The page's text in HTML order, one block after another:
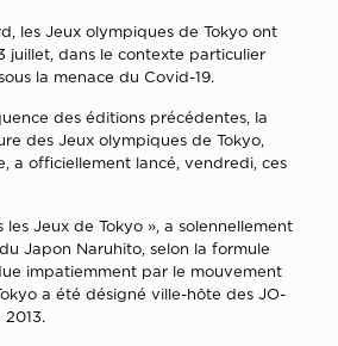
les Jeux olympiques de Tokyo ont
juillet, dans le contexte particulier
la menace du Covid-19.
des éditions précédentes, la
des Jeux olympiques de Tokyo,
a officiellement lancé, vendredi, ces
Jeux de Tokyo », a solennellement
Japon Naruhito, selon la formule
impatiemment par le mouvement
a été désigné ville-hôte des JO-